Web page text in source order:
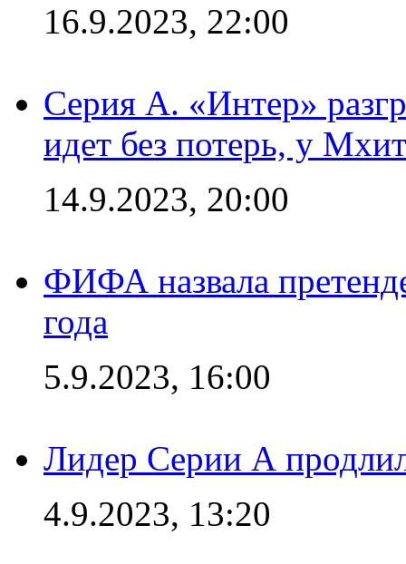
16.9.2023, 22:00
Серия А. «Интер»
идет без потерь, у
14.9.2023, 20:00
ФИФА назвала
года
5.9.2023, 16:00
Лидер Серии А
4.9.2023, 13:20